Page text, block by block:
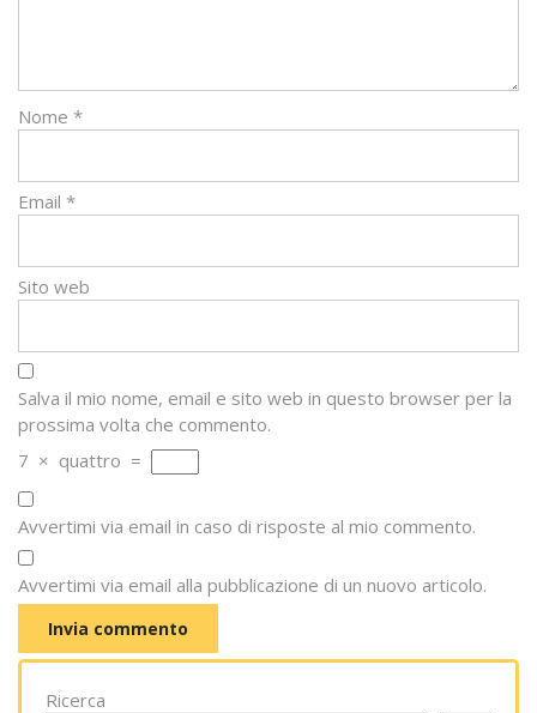
Nome *
Email *
Sito web
Salva il mio nome, email e sito web in questo browser per la
prossima volta che commento.
7 × quattro =
Avvertimi via email in caso di risposte al mio commento.
Avvertimi via email alla pubblicazione di un nuovo articolo.
Ricerca